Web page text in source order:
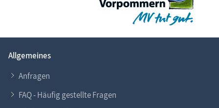
Allgemeines
Anfragen
FAQ - Häufig gestellte Fragen